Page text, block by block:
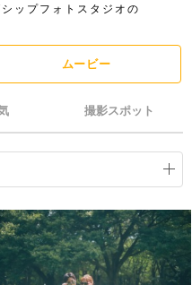
フォトグラファー
ムービー
ブログ
スタジオトップ
ップフォトスタジオの
ムービー
撮影スポット